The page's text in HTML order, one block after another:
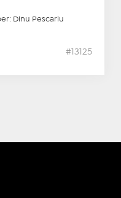
Dinu Pescariu
#13125